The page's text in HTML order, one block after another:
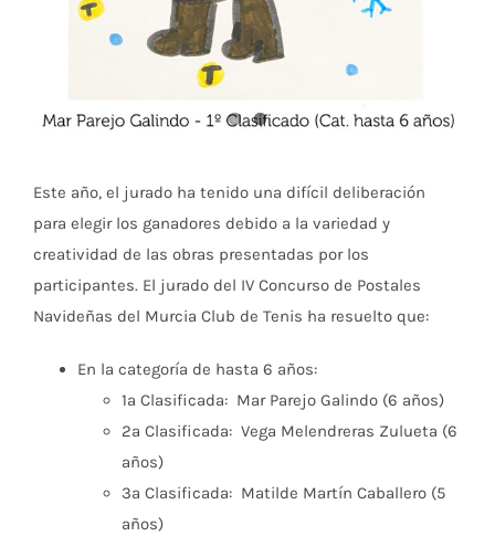
Este año, el jurado ha tenido una difícil deliberación
para elegir los ganadores debido a la variedad y
creatividad de las obras presentadas por los
participantes. El jurado del IV Concurso de Postales
Navideñas del Murcia Club de Tenis ha resuelto que:
En la categoría de hasta 6 años:
1ª Clasificada: Mar Parejo Galindo (6 años)
2ª Clasificada: Vega Melendreras Zulueta (6
años)
3ª Clasificada: Matilde Martín Caballero (5
años)